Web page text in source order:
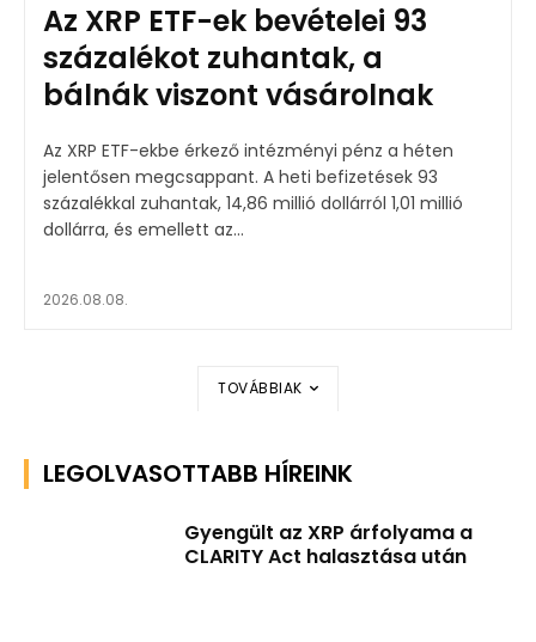
Az XRP ETF-ek bevételei 93
százalékot zuhantak, a
bálnák viszont vásárolnak
Az XRP ETF-ekbe érkező intézményi pénz a héten
jelentősen megcsappant. A heti befizetések 93
százalékkal zuhantak, 14,86 millió dollárról 1,01 millió
dollárra, és emellett az...
2026.08.08.
TOVÁBBIAK
LEGOLVASOTTABB HÍREINK
Gyengült az XRP árfolyama a
CLARITY Act halasztása után